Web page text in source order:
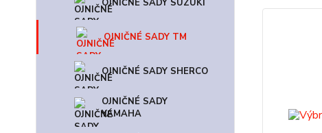
OJNIČNÉ SADY SUZUKI
OJNIČNÉ SADY TM
OJNIČNÉ SADY SHERCO
OJNIČNÉ SADY
YAMAHA